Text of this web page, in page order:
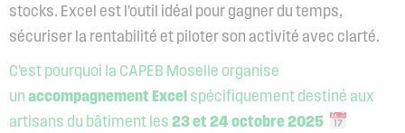
stocks. Excel est l’outil idéal pour gagner du temps,
sécuriser la rentabilité et piloter son activité avec clarté.
C’est pourquoi la CAPEB Moselle organise
un accompagnement Excel spécifiquement destiné aux
artisans du bâtiment les 23 et 24 octobre 2025